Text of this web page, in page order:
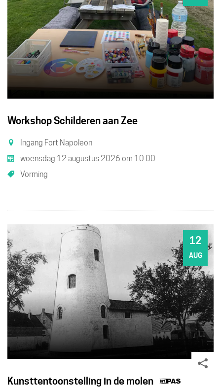
Workshop Schilderen aan Zee
Ingang Fort Napoleon
woensdag 12 augustus 2026 om 10:00
Vorming
WO12
AUG
Kunsttentoonstelling in de molen